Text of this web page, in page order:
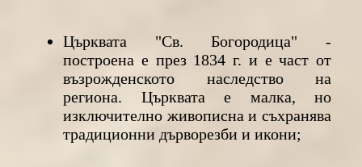
Църквата "Св. Богородица" -
построена е през 1834 г. и е част от
възрожденското наследство на
региона. Църквата е малка, но
изключително живописна и съхранява
традиционни дърворезби и икони;